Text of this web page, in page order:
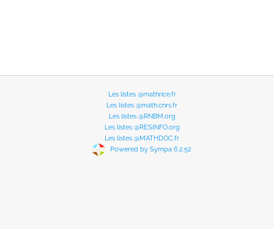
Les listes @mathrice.fr
Les listes @math.cnrs.fr
Les listes @RNBM.org
Les listes @RESINFO.org
Les listes @MATHDOC.fr
Powered by Sympa 6.2.52